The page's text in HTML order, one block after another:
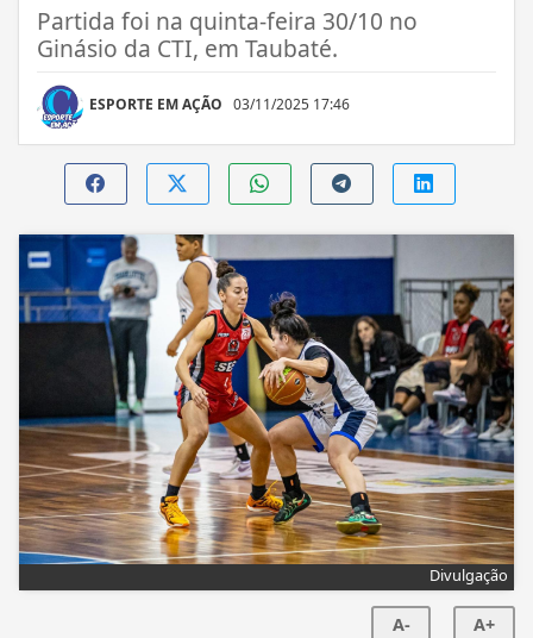
Partida foi na quinta-feira 30/10 no
Ginásio da CTI, em Taubaté.
ESPORTE EM AÇÃO 03/11/2025 17:46
Divulgação
A- A+